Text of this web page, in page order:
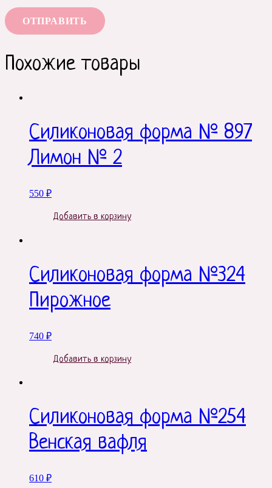
Похожие товары
Силиконовая форма № 897
Лимон № 2
550 ₽
Добавить в корзину
Силиконовая форма №324
Пирожное
740 ₽
Добавить в корзину
Силиконовая форма №254
Венская вафля
610 ₽